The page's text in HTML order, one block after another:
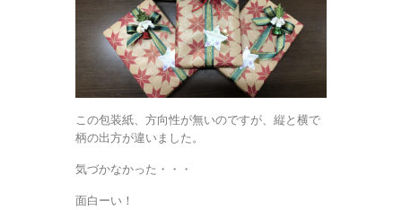
この包装紙、方向性が無いのですが、縦と横で
柄の出方が違いました。
気づかなかった・・・
面白ーい！